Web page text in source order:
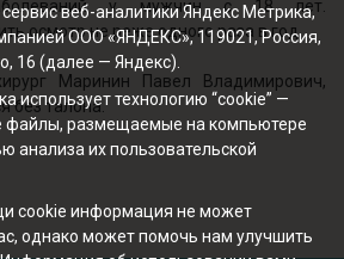
у мужчин с 18 лет.
осмотр не реже одного раза в год.
Маринин Павел Владимирович,
без талона.
веб-аналитики Яндекс Метрика,
ООО «ЯНДЕКС», 119021, Россия,
16 (далее — Яндекс).
использует технологию “cookie” —
файлы, размещаемые на компьютере
анализа их пользовательской
cookie информация не может
однако может помочь нам улучшить